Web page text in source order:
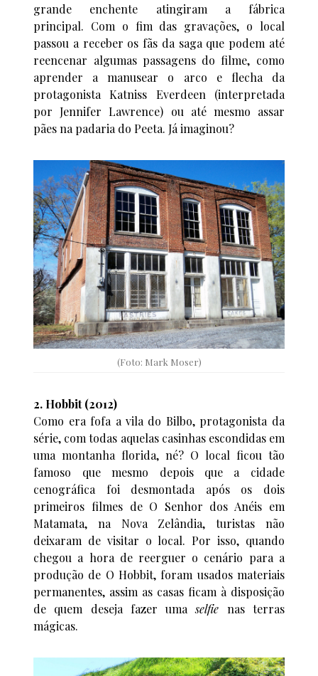
grande enchente atingiram a fábrica
principal. Com o fim das gravações, o local
passou a receber os fãs da saga que podem até
reencenar algumas passagens do filme, como
aprender a manusear o arco e flecha da
protagonista Katniss Everdeen (interpretada
por Jennifer Lawrence) ou até mesmo assar
pães na padaria do Peeta. Já imaginou?
(Foto: Mark Moser)
2. Hobbit (2012)
Como era fofa a vila do Bilbo, protagonista da
série, com todas aquelas casinhas escondidas em
uma montanha florida, né? O local ficou tão
famoso que mesmo depois que a cidade
cenográfica foi desmontada após os dois
primeiros filmes de O Senhor dos Anéis em
Matamata, na Nova Zelândia, turistas não
deixaram de visitar o local. Por isso, quando
chegou a hora de reerguer o cenário para a
produção de O Hobbit, foram usados materiais
permanentes, assim as casas ficam à disposição
de quem deseja fazer umaselfie nas terras
mágicas.